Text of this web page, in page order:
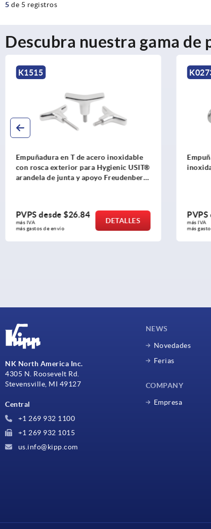
5 de 5 registros
Descubra nuestra gama de
K1515
Empuñadura en T de acero inoxidable
con rosca exterior para Hygienic USIT®
arandela de junta y apoyo Freudenberg
PVPS desde $26.84
más IVA
más gastos de envío
DETALLES
PVPS
más IVA
más
NK North America Inc.
4305 N. Roosevelt Rd.
Stevensville, MI 49127
Central
+1 269 932 1100
+1 269 932 1015
us.info@kipp.com
NEWS
Novedades
Ferias
COMPANY
Empresa